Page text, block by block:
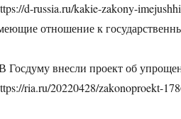
d-russia.ru/kakie-zakony-
отношение к
Госдуму внесли проект об
ria.ru/20220428/zakonoproekt-